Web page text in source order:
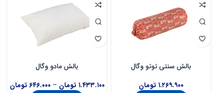
بالش سنتی توتو وگال
۱.۲۶۹.۹۰۰ تومان
بالش مادو وگال
۱.۴۳۳.۱۰۰ تومان – ۶۴۶.۰۰۰ تومان